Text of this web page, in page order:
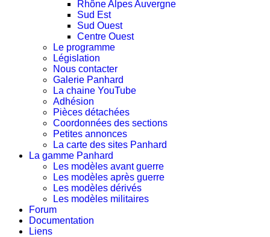
Rhône Alpes Auvergne
Sud Est
Sud Ouest
Centre Ouest
Le programme
Législation
Nous contacter
Galerie Panhard
La chaine YouTube
Adhésion
Pièces détachées
Coordonnées des sections
Petites annonces
La carte des sites Panhard
La gamme Panhard
Les modèles avant guerre
Les modèles après guerre
Les modèles dérivés
Les modèles militaires
Forum
Documentation
Liens